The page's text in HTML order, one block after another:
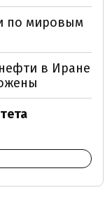
по мировым
в Иране